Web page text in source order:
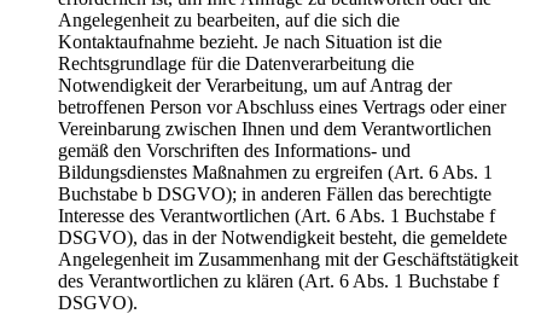
Angelegenheit zu bearbeiten, auf die sich die
Kontaktaufnahme bezieht. Je nach Situation ist die
Rechtsgrundlage für die Datenverarbeitung die
Notwendigkeit der Verarbeitung, um auf Antrag der
betroffenen Person vor Abschluss eines Vertrags oder einer
Vereinbarung zwischen Ihnen und dem Verantwortlichen
gemäß den Vorschriften des Informations- und
Bildungsdienstes Maßnahmen zu ergreifen (Art. 6 Abs. 1
Buchstabe b DSGVO); in anderen Fällen das berechtigte
Interesse des Verantwortlichen (Art. 6 Abs. 1 Buchstabe f
DSGVO), das in der Notwendigkeit besteht, die gemeldete
Angelegenheit im Zusammenhang mit der Geschäftstätigkeit
des Verantwortlichen zu klären (Art. 6 Abs. 1 Buchstabe f
DSGVO).